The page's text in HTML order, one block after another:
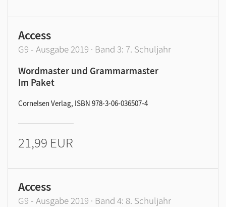
Access
G9 - Ausgabe 2019 · Band 3: 7. Schuljahr
Wordmaster und Grammarmaster
Im Paket
Cornelsen Verlag, ISBN 978-3-06-036507-4
21,99 EUR
Access
G9 - Ausgabe 2019 · Band 4: 8. Schuljahr